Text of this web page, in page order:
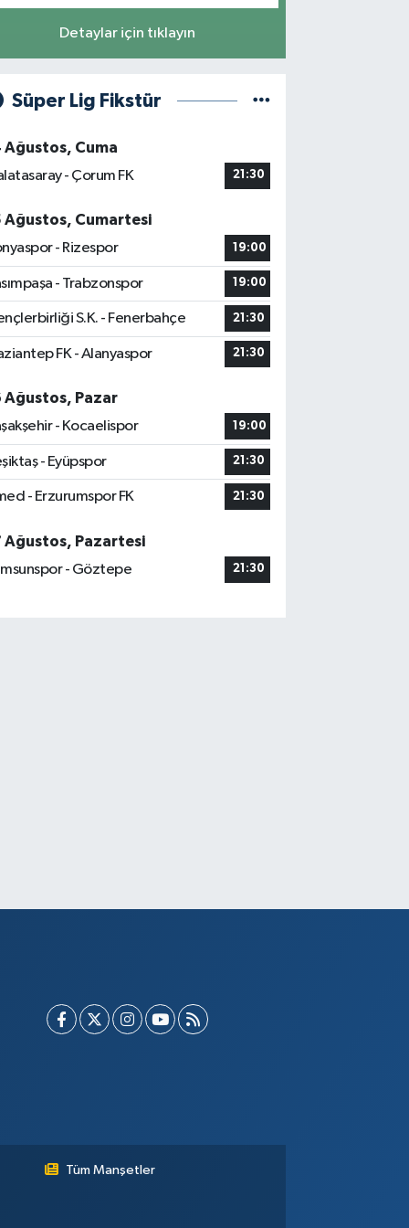
Detaylar için tıklayın
Süper Lig Fikstür
Ağustos, Cuma
- Çorum FK
21:30
Ağustos, Cumartesi
- Rizespor
19:00
- Trabzonspor 19:00
S.K. - Fenerbahçe 21:30
FK - Alanyaspor 21:30
Ağustos, Pazar
- Kocaelispor
19:00
- Eyüpspor 21:30
- Erzurumspor FK 21:30
Ağustos, Pazartesi
- Göztepe
21:30
Tüm Manşetler